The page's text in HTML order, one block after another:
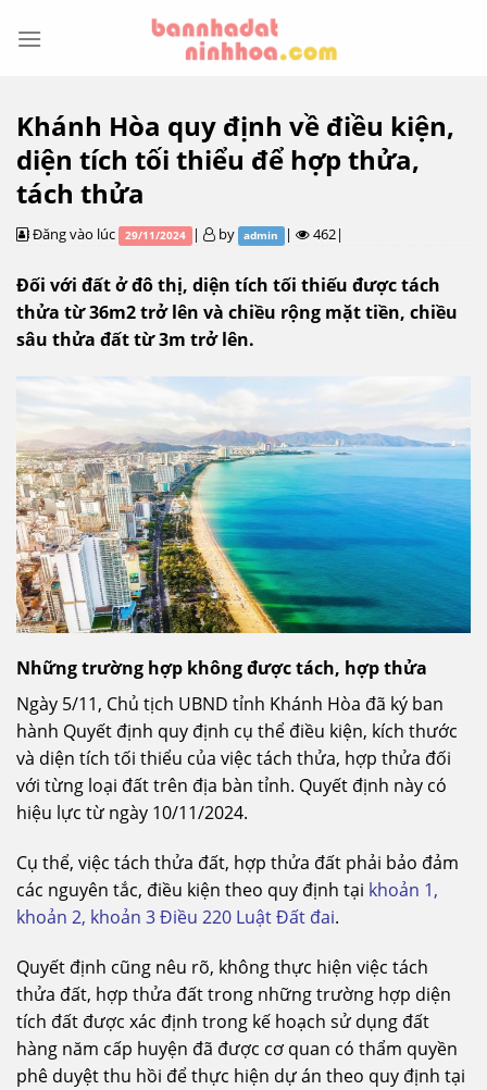
Khánh Hòa quy định về điều kiện,
diện tích tối thiểu để hợp thửa,
tách thửa
Đăng vào lúc 29/11/2024 | by admin | 462|
Đối với đất ở đô thị, diện tích tối thiếu được tách
thửa từ 36m2 trở lên và chiều rộng mặt tiền, chiều
sâu thửa đất từ 3m trở lên.
Những trường hợp không được tách, hợp thửa
Ngày 5/11, Chủ tịch UBND tỉnh Khánh Hòa đã ký ban
hành Quyết định quy định cụ thể điều kiện, kích thước
và diện tích tối thiểu của việc tách thửa, hợp thửa đối
với từng loại đất trên địa bàn tỉnh. Quyết định này có
hiệu lực từ ngày 10/11/2024.
Cụ thể, việc tách thửa đất, hợp thửa đất phải bảo đảm
các nguyên tắc, điều kiện theo quy định tại khoản 1,
khoản 2, khoản 3 Điều 220 Luật Đất đai.
Quyết định cũng nêu rõ, không thực hiện việc tách
thửa đất, hợp thửa đất trong những trường hợp diện
tích đất được xác định trong kế hoạch sử dụng đất
hàng năm cấp huyện đã được cơ quan có thẩm quyền
phê duyệt thu hồi để thực hiện dự án theo quy định tại